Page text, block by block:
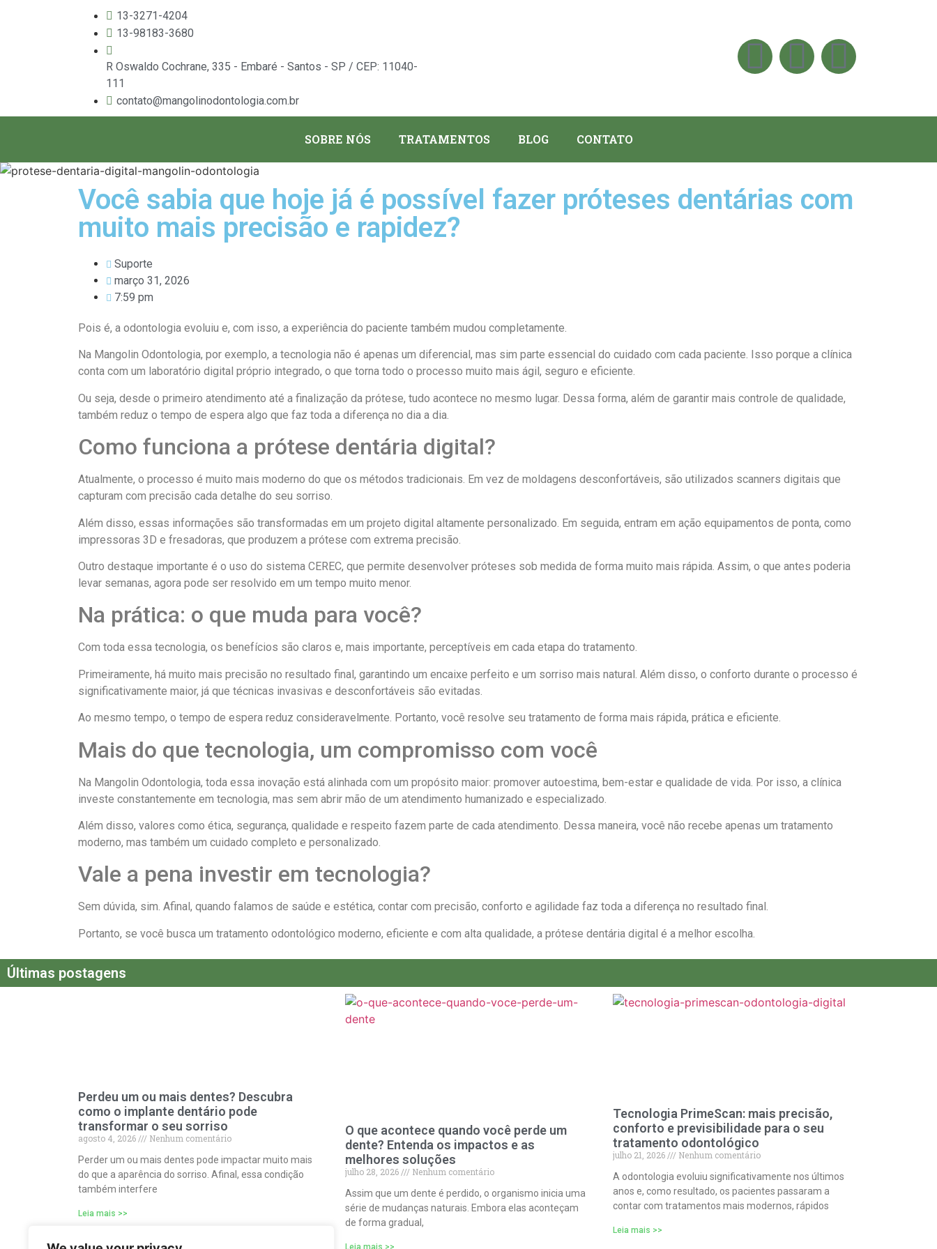
13-3271-4204
13-98183-3680
R Oswaldo Cochrane, 335 - Embaré - Santos - SP / CEP: 11040-
111
contato@mangolinodontologia.com.br
SOBRE NÓS TRATAMENTOS BLOG CONTATO
Você sabia que hoje já é possível fazer próteses dentárias com
muito mais precisão e rapidez?
Suporte
março 31, 2026
7:59 pm
Pois é, a odontologia evoluiu e, com isso, a experiência do paciente também mudou completamente.
Na Mangolin Odontologia, por exemplo, a tecnologia não é apenas um diferencial, mas sim parte essencial do cuidado com cada paciente. Isso porque a clínica
conta com um laboratório digital próprio integrado, o que torna todo o processo muito mais ágil, seguro e eficiente.
Ou seja, desde o primeiro atendimento até a finalização da prótese, tudo acontece no mesmo lugar. Dessa forma, além de garantir mais controle de qualidade,
também reduz o tempo de espera algo que faz toda a diferença no dia a dia.
Como funciona a prótese dentária digital?
Atualmente, o processo é muito mais moderno do que os métodos tradicionais. Em vez de moldagens desconfortáveis, são utilizados scanners digitais que
capturam com precisão cada detalhe do seu sorriso.
Além disso, essas informações são transformadas em um projeto digital altamente personalizado. Em seguida, entram em ação equipamentos de ponta, como
impressoras 3D e fresadoras, que produzem a prótese com extrema precisão.
Outro destaque importante é o uso do sistema CEREC, que permite desenvolver próteses sob medida de forma muito mais rápida. Assim, o que antes poderia
levar semanas, agora pode ser resolvido em um tempo muito menor.
Na prática: o que muda para você?
Com toda essa tecnologia, os benefícios são claros e, mais importante, perceptíveis em cada etapa do tratamento.
Primeiramente, há muito mais precisão no resultado final, garantindo um encaixe perfeito e um sorriso mais natural. Além disso, o conforto durante o processo é
significativamente maior, já que técnicas invasivas e desconfortáveis são evitadas.
Ao mesmo tempo, o tempo de espera reduz consideravelmente. Portanto, você resolve seu tratamento de forma mais rápida, prática e eficiente.
Mais do que tecnologia, um compromisso com você
Na Mangolin Odontologia, toda essa inovação está alinhada com um propósito maior: promover autoestima, bem-estar e qualidade de vida. Por isso, a clínica
investe constantemente em tecnologia, mas sem abrir mão de um atendimento humanizado e especializado.
Além disso, valores como ética, segurança, qualidade e respeito fazem parte de cada atendimento. Dessa maneira, você não recebe apenas um tratamento
moderno, mas também um cuidado completo e personalizado.
Vale a pena investir em tecnologia?
Sem dúvida, sim. Afinal, quando falamos de saúde e estética, contar com precisão, conforto e agilidade faz toda a diferença no resultado final.
Portanto, se você busca um tratamento odontológico moderno, eficiente e com alta qualidade, a prótese dentária digital é a melhor escolha.
Últimas postagens
Perdeu um ou mais dentes? Descubra
como o implante dentário pode
transformar o seu sorriso
agosto 4, 2026
Nenhum comentário
Perder um ou mais dentes pode impactar muito mais
do que a aparência do sorriso. Afinal, essa condição
também interfere
Leia mais >>
O que acontece quando você perde um
dente? Entenda os impactos e as
melhores soluções
julho 28, 2026
Nenhum comentário
Assim que um dente é perdido, o organismo inicia uma
série de mudanças naturais. Embora elas aconteçam
de forma gradual,
Leia mais >>
Tecnologia PrimeScan: mais precisão,
conforto e previsibilidade para o seu
tratamento odontológico
julho 21, 2026
Nenhum comentário
A odontologia evoluiu significativamente nos últimos
anos e, como resultado, os pacientes passaram a
contar com tratamentos mais modernos, rápidos
Leia mais >>